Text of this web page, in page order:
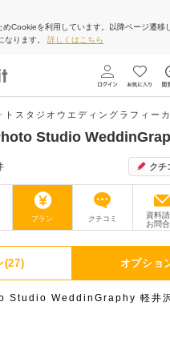
Cookieを利用しています。以降ページ遷移
なります。 詳しくはこちら
トスタジオウエディングラフィー
Studio
クチ
プラン クチコミ
資料
お問
フォトグラフ
ムービー
(27) オプショ
Studio WeddinGraphy 軽井